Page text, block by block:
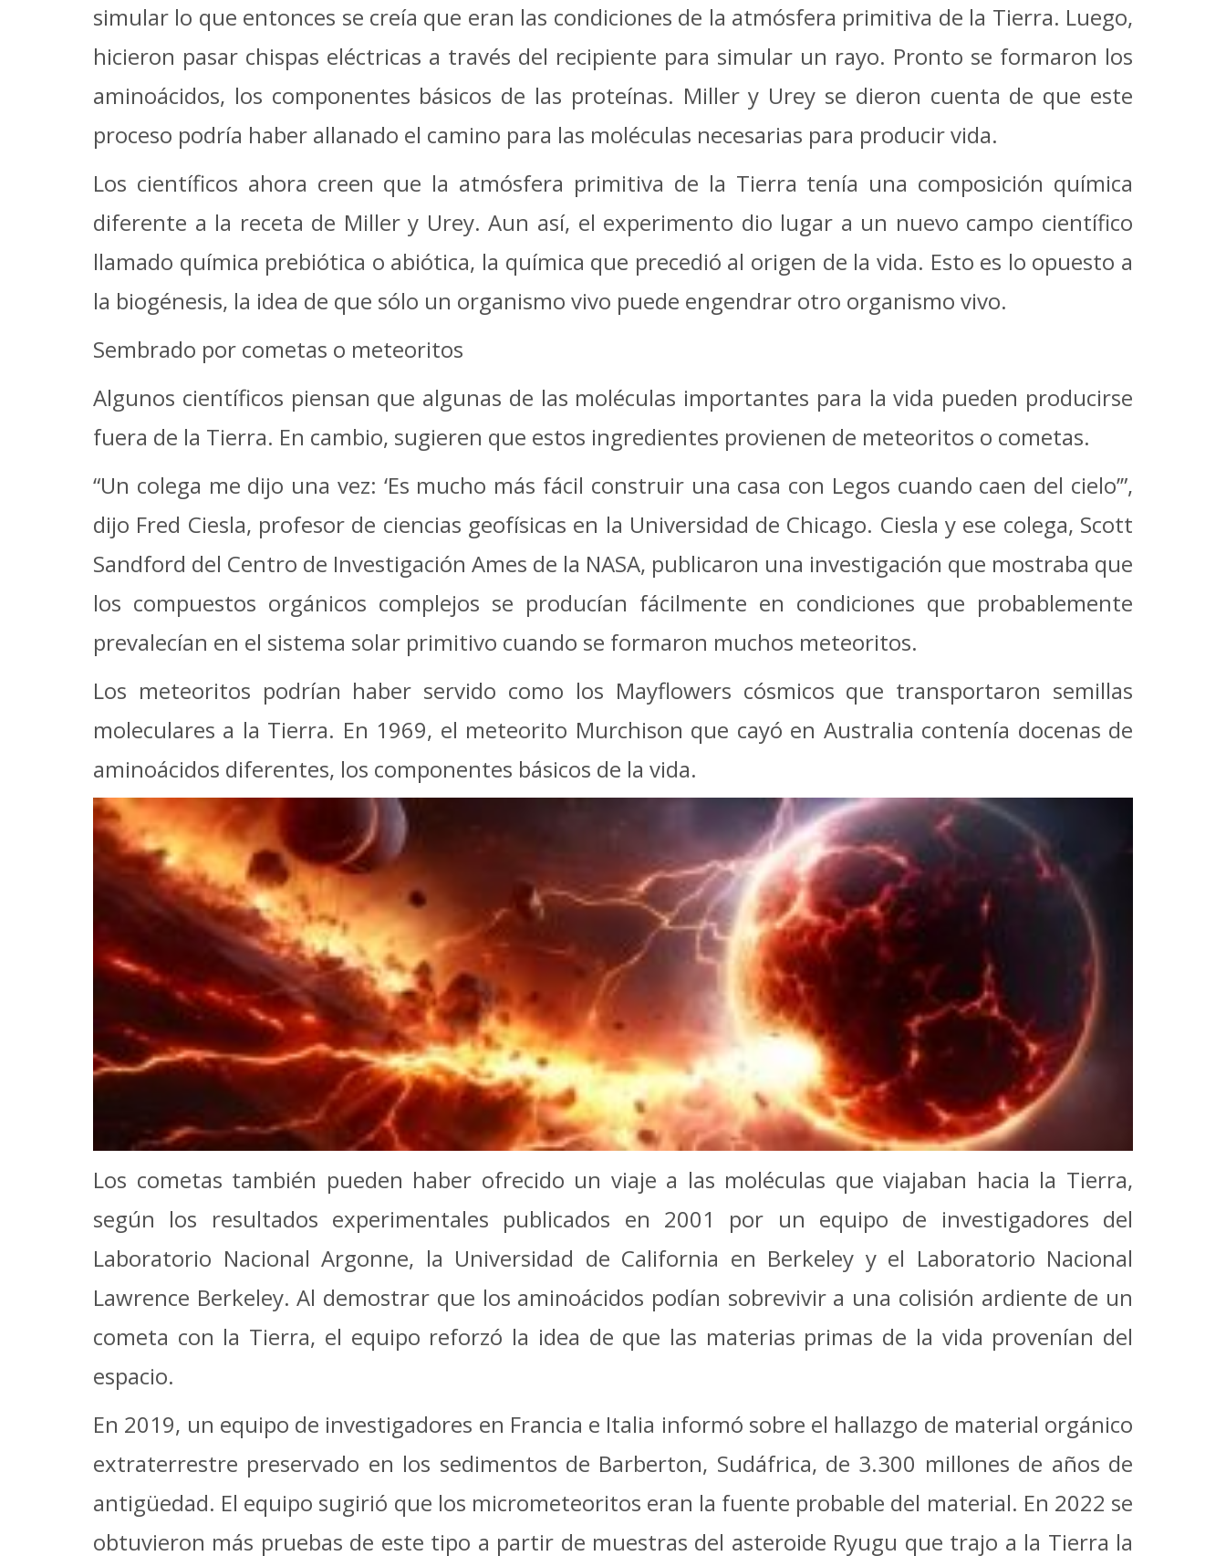
simular lo que entonces se creía que eran las condiciones de la atmósfera primitiva de la Tierra. Luego,
hicieron pasar chispas eléctricas a través del recipiente para simular un rayo. Pronto se formaron los
aminoácidos, los componentes básicos de las proteínas. Miller y Urey se dieron cuenta de que este
proceso podría haber allanado el camino para las moléculas necesarias para producir vida.
Los científicos ahora creen que la atmósfera primitiva de la Tierra tenía una composición química
diferente a la receta de Miller y Urey. Aun así, el experimento dio lugar a un nuevo campo científico
llamado química prebiótica o abiótica, la química que precedió al origen de la vida. Esto es lo opuesto a
la biogénesis, la idea de que sólo un organismo vivo puede engendrar otro organismo vivo.
Sembrado por cometas o meteoritos
Algunos científicos piensan que algunas de las moléculas importantes para la vida pueden producirse
fuera de la Tierra. En cambio, sugieren que estos ingredientes provienen de meteoritos o cometas.
“Un colega me dijo una vez: ‘Es mucho más fácil construir una casa con Legos cuando caen del cielo’”,
dijo Fred Ciesla, profesor de ciencias geofísicas en la Universidad de Chicago. Ciesla y ese colega, Scott
Sandford del Centro de Investigación Ames de la NASA, publicaron una investigación que mostraba que
los compuestos orgánicos complejos se producían fácilmente en condiciones que probablemente
prevalecían en el sistema solar primitivo cuando se formaron muchos meteoritos.
Los meteoritos podrían haber servido como los Mayflowers cósmicos que transportaron semillas
moleculares a la Tierra. En 1969, el meteorito Murchison que cayó en Australia contenía docenas de
aminoácidos diferentes, los componentes básicos de la vida.
Los cometas también pueden haber ofrecido un viaje a las moléculas que viajaban hacia la Tierra,
según los resultados experimentales publicados en 2001 por un equipo de investigadores del
Laboratorio Nacional Argonne, la Universidad de California en Berkeley y el Laboratorio Nacional
Lawrence Berkeley. Al demostrar que los aminoácidos podían sobrevivir a una colisión ardiente de un
cometa con la Tierra, el equipo reforzó la idea de que las materias primas de la vida provenían del
espacio.
En 2019, un equipo de investigadores en Francia e Italia informó sobre el hallazgo de material orgánico
extraterrestre preservado en los sedimentos de Barberton, Sudáfrica, de 3.300 millones de años de
antigüedad. El equipo sugirió que los micrometeoritos eran la fuente probable del material. En 2022 se
obtuvieron más pruebas de este tipo a partir de muestras del asteroide Ryugu que trajo a la Tierra la